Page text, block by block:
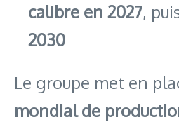
calibre en 2027,
2030
Le groupe met en
mondial de